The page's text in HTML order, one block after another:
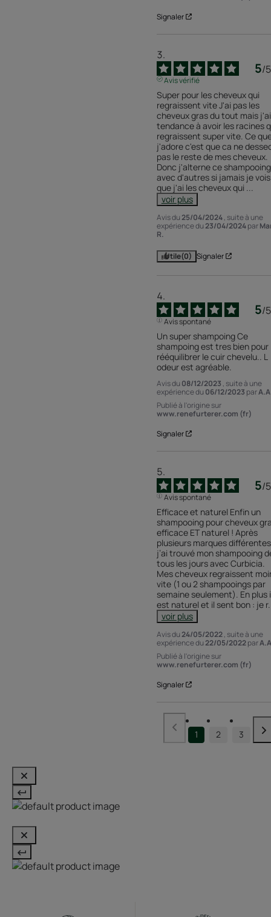
Signaler
5/5
Avis vérifié
Super pour les cheveux qui
regraissent vite J'ai pas les
cheveux gras du tout mais j'ai
tendance à avoir les racines
regraissent super vite. Ce
j'adore c'est que ca ne
pas le reste de mes cheveux.
Donc j'alterne ce shampooing
avec d'autres si jamais je vois
que j'ai les cheveux qui
voir plus
Avis du25/04/2024, suite à une
expérience du23/04/2024par
R.
Utile(0) Signaler
5/5
Avis spontané
Un super shampoing Ce
shampoing est tres bien pour
rééquilibrer le cuir chevelu.. L
odeur est agréable.
Avis du 08/12/2023 , suite à une
expérience du 06/12/2023 par
Publié à l'origine sur
www.renefurterer.com (fr)
Signaler
5/5
Avis spontané
Efficace et naturel Enfin un
shampooing pour cheveux
efficace ET naturel ! Après
plusieurs marques
j’ai trouvé mon shampooing
tous les jours avec Curbicia.
Mes cheveux regraissent
vite (1 ou 2 shampooings par
semaine seulement). En plus
est naturel et il sent bon : je r
voir plus
Avis du24/05/2022, suite à une
expérience du22/05/2022par
Publié à l'origine sur
www.renefurterer.com (fr)
Signaler
1 2 3